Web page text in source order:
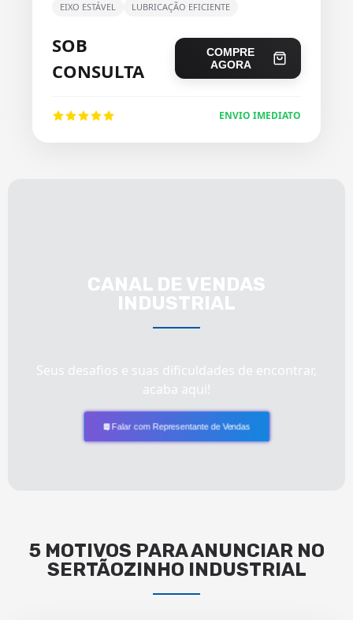
EIXO ESTÁVEL LUBRICAÇÃO EFICIENTE
SOB
CONSULTA
COMPRE
AGORA
ENVIO IMEDIATO
CANAL DE VENDAS
INDUSTRIAL
Seus desafios e suas dificuldades de encontrar,
acaba aqui!
Falar com Representante de Vendas
5 MOTIVOS PARA ANUNCIAR NO
SERTÃOZINHO INDUSTRIAL